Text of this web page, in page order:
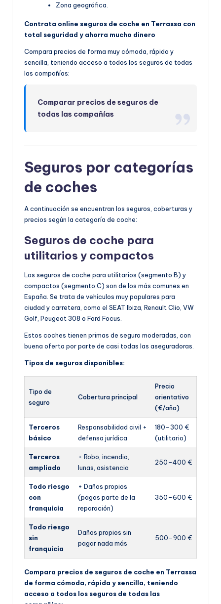
Zona geográfica.
Contrata online seguros de coche en Terrassa con
total seguridad y ahorra mucho dinero
Compara precios de forma muy cómoda, rápida y
sencilla, teniendo acceso a todos los seguros de todas
las compañías:
Comparar precios de seguros de
todas las compañías
Seguros por categorías
de coches
A continuación se encuentran los seguros, coberturas y
precios según la categoría de coche:
Seguros de coche para
utilitarios y compactos
Los seguros de coche para utilitarios (segmento B) y
compactos (segmento C) son de los más comunes en
España. Se trata de vehículos muy populares para
ciudad y carretera, como el SEAT Ibiza, Renault Clio, VW
Golf, Peugeot 308 o Ford Focus.
Estos coches tienen primas de seguro moderadas, con
buena oferta por parte de casi todas las aseguradoras.
Tipos de seguros disponibles:
Tipo de
seguro
Cobertura principal
Precio
orientativo
(€/año)
Terceros
básico
Responsabilidad civil +
defensa jurídica
180–300 €
(utilitario)
Terceros
ampliado
+ Robo, incendio,
lunas, asistencia
250–400 €
Todo riesgo
con
franquicia
+ Daños propios
(pagas parte de la
reparación)
350–600 €
Todo riesgo
sin
franquicia
Daños propios sin
pagar nada más
500–900 €
Compara precios de seguros de coche en Terrassa
de forma cómoda, rápida y sencilla, teniendo
acceso a todos los seguros de todas las